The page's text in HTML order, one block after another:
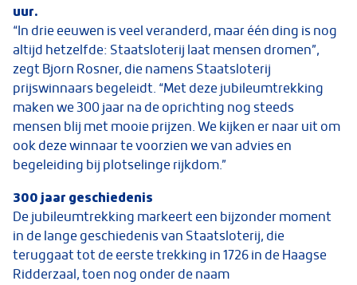
uur.
“In drie eeuwen is veel veranderd, maar één ding is nog
altijd hetzelfde: Staatsloterij laat mensen dromen”,
zegt Bjorn Rosner, die namens Staatsloterij
prijswinnaars begeleidt. “Met deze jubileumtrekking
maken we 300 jaar na de oprichting nog steeds
mensen blij met mooie prijzen. We kijken er naar uit om
ook deze winnaar te voorzien we van advies en
begeleiding bij plotselinge rijkdom.”
300 jaar geschiedenis
De jubileumtrekking markeert een bijzonder moment
in de lange geschiedenis van Staatsloterij, die
teruggaat tot de eerste trekking in 1726 in de Haagse
Ridderzaal, toen nog onder de naam